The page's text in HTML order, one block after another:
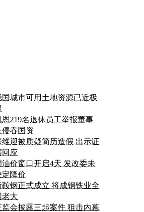
国城市可用土地资源已近极
恩219名退休员工举报董事
侵吞国资
维迎被质疑简历造假 出示证
回应
油价窗口开启4天 发改委未
定降价
鞍钢正式成立 将成钢铁业全
老大
监会披露三起案件 狙击内幕